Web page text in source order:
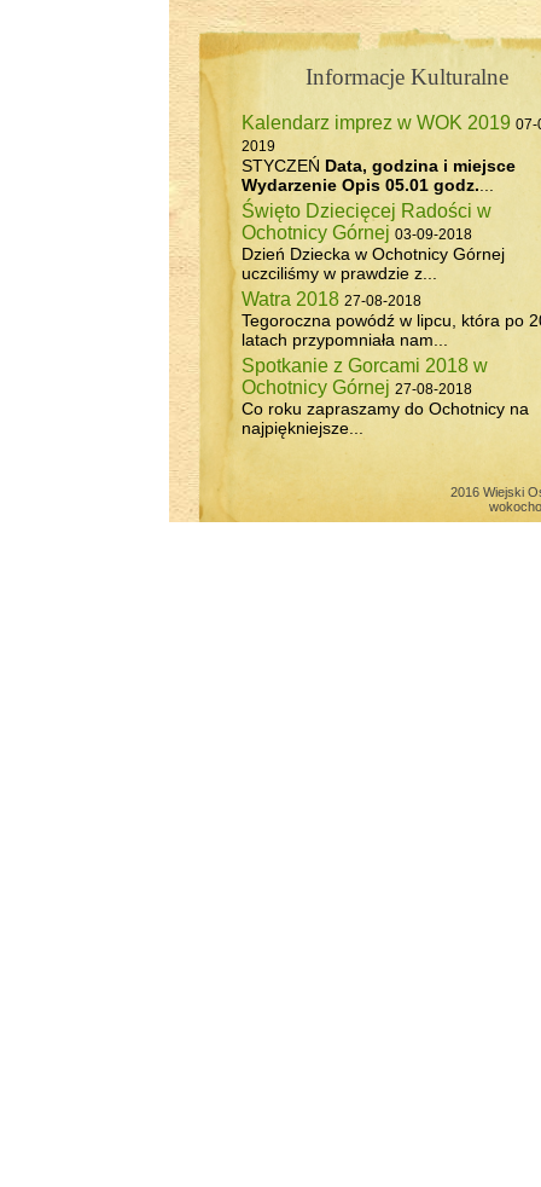
Informacje Kulturalne
Kalendarz imprez w WOK 2019 07-
2019
STYCZEŃ Data, godzina i miejsce
Wydarzenie Opis 05.01 godz.
Święto Dziecięcej Radości w
Ochotnicy Górnej 03-09-2018
Dzień Dziecka w Ochotnicy Górnej
uczciliśmy w prawdzie z...
Watra 2018 27-08-2018
Tegoroczna powódź w lipcu, która po
latach przypomniała nam...
Spotkanie z Gorcami 2018 w
Ochotnicy Górnej 27-08-2018
Co roku zapraszamy do Ochotnicy na
najpiękniejsze...
2016 Wiejski